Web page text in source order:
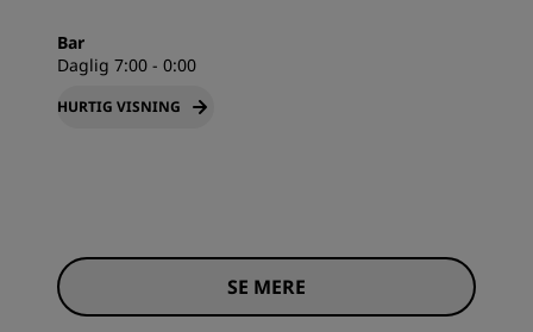
Bar
Daglig 7:00 - 0:00
HURTIG VISNING
SE MERE